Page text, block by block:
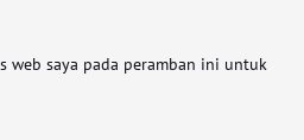
web saya pada peramban ini untuk